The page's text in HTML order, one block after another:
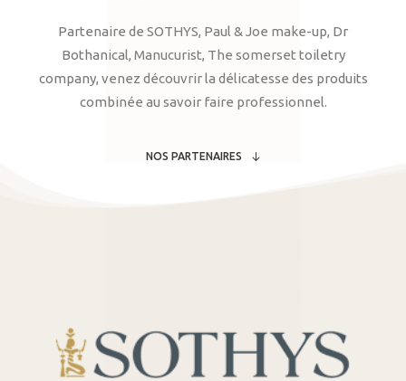
Partenaire de SOTHYS, Paul & Joe make-up, Dr
Bothanical, Manucurist, The somerset toiletry
company, venez découvrir la délicatesse des produits
combinée au savoir faire professionnel.
NOS PARTENAIRES